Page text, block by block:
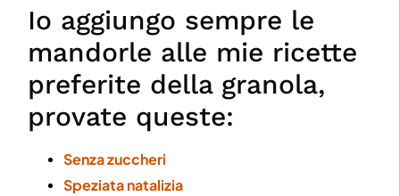
Io aggiungo sempre le
mandorle alle mie ricette
preferite della granola,
provate queste:
Senza zuccheri
Speziata natalizia